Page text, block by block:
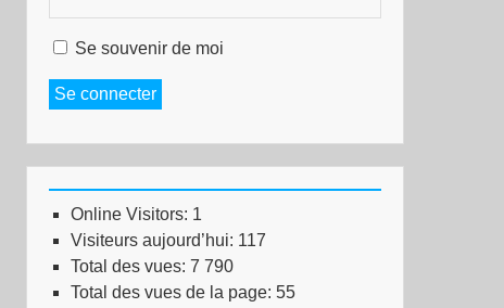
Se souvenir de moi
Se connecter
Online Visitors: 1
Visiteurs aujourd’hui: 117
Total des vues: 7 790
Total des vues de la page: 55